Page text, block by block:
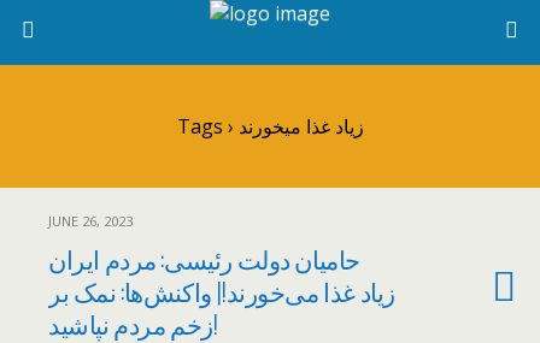
Tags › زیاد غذا میخورند
JUNE 26, 2023
حامیان دولت رئیسی: مردم ایران
زیاد غذا می‌خورند!| واکنش‌ها: نمک بر
زخم مردم نپاشید!